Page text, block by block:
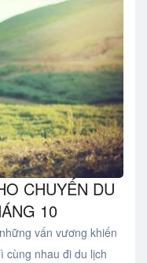
CHUYẾN DU
10
vấn vương khiến
cùng nhau đi du lịch